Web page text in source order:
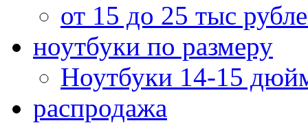
от 15 до 25 тыс
ноутбуки по размеру
Ноутбуки 14-15
распродажа